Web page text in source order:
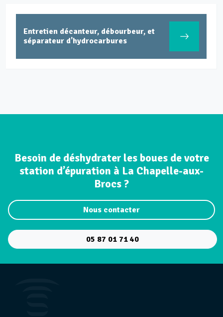
Entretien décanteur, débourbeur, et
séparateur d'hydrocarbures
Besoin de déshydrater les boues de votre
station d’épuration à La Chapelle-aux-
Brocs ?
Nous contacter
05 87 01 71 40